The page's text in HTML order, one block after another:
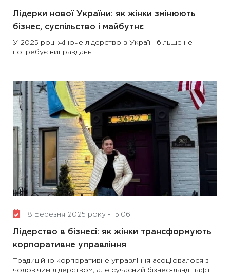
Лідерки нової України: як жінки змінюють
бізнес, суспільство і майбутнє
У 2025 році жіноче лідерство в Україні більше не
потребує виправдань
8 Березня 2025 року - 15:06
Лідерство в бізнесі: як жінки трансформують
корпоративне управління
Традиційно корпоративне управління асоціювалося з
чоловічим лідерством, але сучасний бізнес-ландшафт